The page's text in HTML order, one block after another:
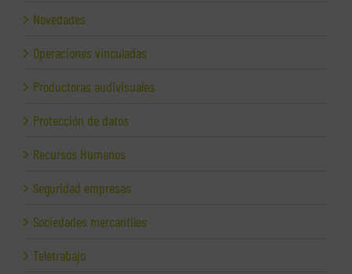
Novedades
Operaciones vinculadas
Productoras audivisuales
Protección de datos
Recursos Humanos
Seguridad empresas
Sociedades mercantiles
Teletrabajo